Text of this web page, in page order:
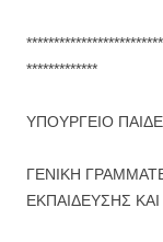
*************
ΥΠΟΥΡΓΕΙΟ
ΓΕΝΙΚΗ
ΕΚΠΑΙΔΕΥΣΗΣ